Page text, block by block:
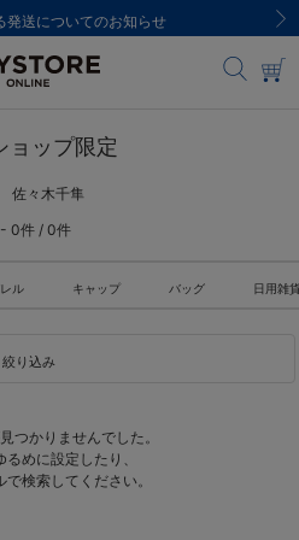
発送についてのお知らせ
ョップ限定
々木千隼
0件 / 0件
ル キャップ バッグ 日用雑
絞り込み
つかりませんでした。
めに設定したり、
で検索してください。